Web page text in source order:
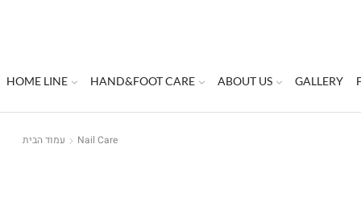
HOME LINE HAND&FOOT CARE ABOUT US GALLERY
עמוד הבית Nail Care